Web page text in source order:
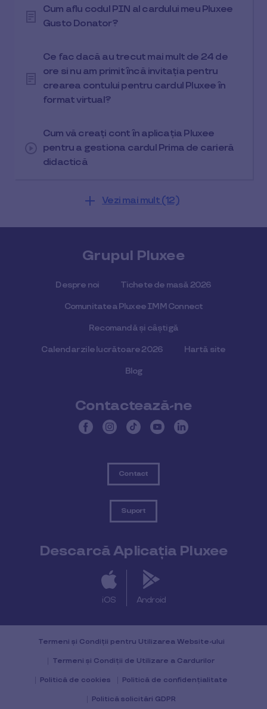
Cum aflu codul PIN al cardului meu Pluxee
Gusto Donator?
Ce fac dacă au trecut mai mult de 24 de
ore si nu am primit încă invitația pentru
crearea contului pentru cardul Pluxee în
format virtual?
Cum vă creați cont în aplicația Pluxee
pentru a gestiona cardul Prima de carieră
didactică
Vezi mai mult (12)
Grupul Pluxee
Despre noi Tichete de masă 2026
Comunitatea Pluxee IMM Connect
Recomandă și câștigă
Calendar zile lucrătoare 2026 Hartă site
Blog
Contactează-ne
Contact
Suport
Descarcă Aplicația Pluxee
iOS Android
Termeni și Condiții pentru Utilizarea Website-ului
Termeni și Condiții de Utilizare a Cardurilor
Politică de cookies Politică de confidențialitate
Politică solicitări GDPR